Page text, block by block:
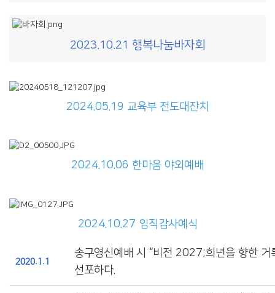
2023.10.21 행복나눔바자회
2024.05.19 교육부 전도대잔치
2024.10.06 한마음 야외예배
2024.10.27 임직감사예식
2020.1.1
송구영신예배 시 “비전 2027;희년을 향한 거
선포하다.